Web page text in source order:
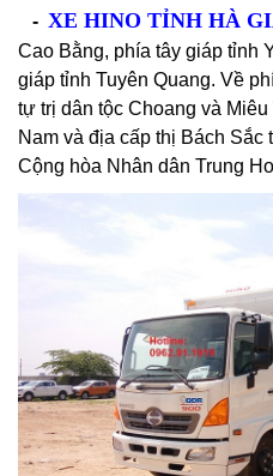
- XE HINO TỈNH HÀ
Cao Bằng, phía tây giáp tỉnh
giáp tỉnh Tuyên Quang. Về
tự trị dân tộc Choang và Miêu
Nam và địa cấp thị Bách Sắc
Cộng hòa Nhân dân Trung